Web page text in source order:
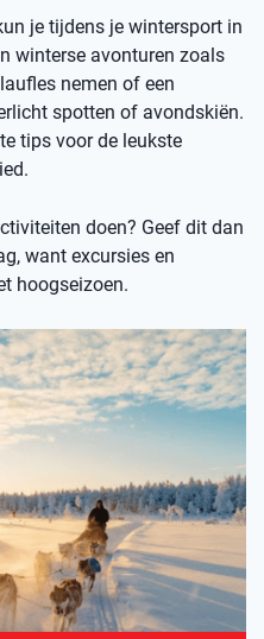
je tijdens je wintersport in
winterse avonturen zoals
nemen of een
spotten of avondskiën.
tips voor de leukste
doen? Geef dit dan
want excursies en
hoogseizoen.